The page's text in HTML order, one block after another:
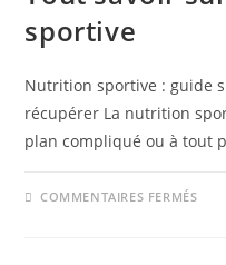
sportive
Nutrition sportive : guide
récupérer La nutrition
plan compliqué ou à tout
COMMENTAIRES FERMÉS